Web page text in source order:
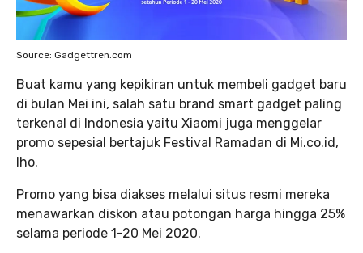
Source: Gadgettren.com
Buat kamu yang kepikiran untuk membeli gadget baru
di bulan Mei ini, salah satu brand smart gadget paling
terkenal di Indonesia yaitu Xiaomi juga menggelar
promo sepesial bertajuk Festival Ramadan di Mi.co.id,
lho.
Promo yang bisa diakses melalui situs resmi mereka
menawarkan diskon atau potongan harga hingga 25%
selama periode 1-20 Mei 2020.